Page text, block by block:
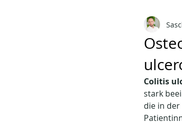
Colitis
stark
die in